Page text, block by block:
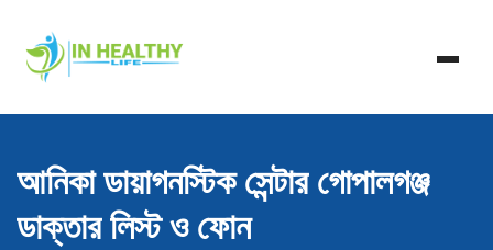
content
In Healthy Life
In Healthy Life, Healthy Life, Health Life, Doctor List,
Doctor Listing
আনিকা ডায়াগনস্টিক সেন্টার গোপালগঞ্জ
ডাক্তার লিস্ট ও ফোন